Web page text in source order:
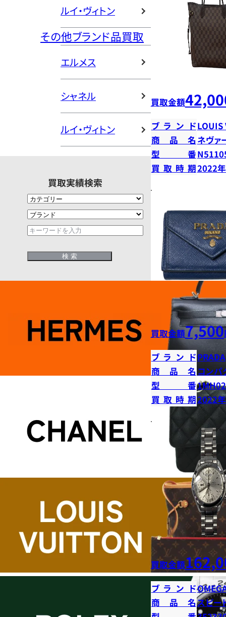
ルイ・ヴィトン
その他ブランド品買取
エルメス
シャネル
ルイ・ヴィトン
買取実績検索
買取金額
ブランドLOUIS
商品名 ネヴァ
型番
買取時期2022
買取金額7,500
ブランドPRADA
商品名 コンパ
型番
買取時期2022
買取金額
ブランド
商品名スピー